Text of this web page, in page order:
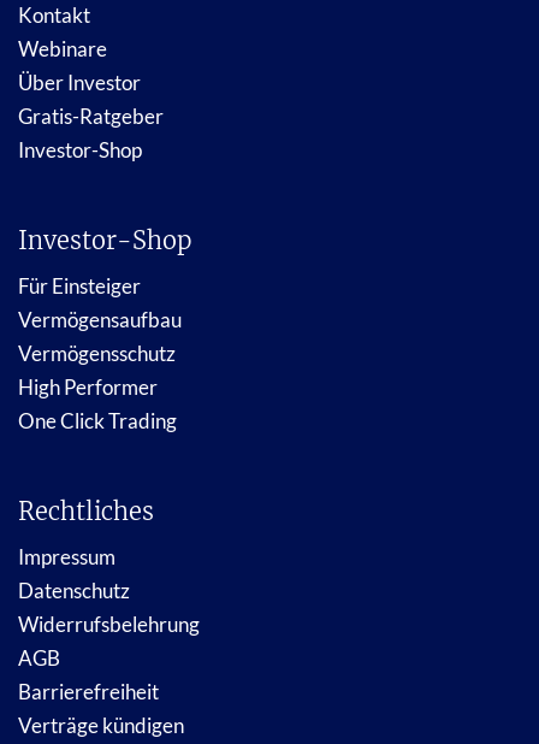
Kontakt
Webinare
Über Investor
Gratis-Ratgeber
Investor-Shop
Investor-Shop
Für Einsteiger
Vermögensaufbau
Vermögensschutz
High Performer
One Click Trading
Rechtliches
Impressum
Datenschutz
Widerrufsbelehrung
AGB
Barrierefreiheit
Verträge kündigen